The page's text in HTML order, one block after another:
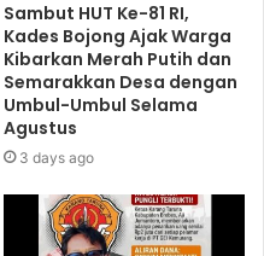
Sambut HUT Ke-81 RI,
Kades Bojong Ajak Warga
Kibarkan Merah Putih dan
Semarakkan Desa dengan
Umbul-Umbul Selama
Agustus
3 days ago